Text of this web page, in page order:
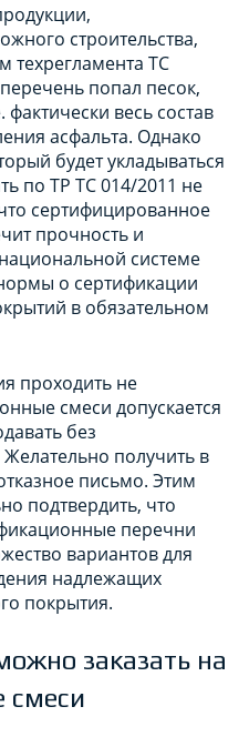
строительства,
техрегламента ТС
попал песок,
фактически весь состав
асфальта. Однако
будет укладываться
по ТР ТС 014/2011 не
сертифицированное
прочность и
системе
о сертификации
в обязательном
проходить не
смеси допускается
без
получить в
письмо. Этим
подтвердить, что
перечни
вариантов для
надлежащих
покрытия.
заказать на
смеси